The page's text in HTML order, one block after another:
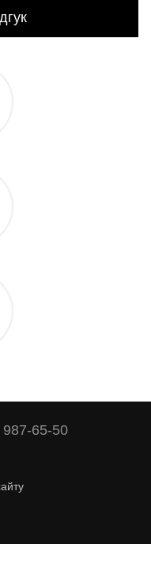
987-65-50